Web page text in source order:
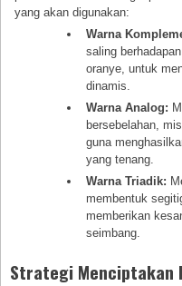
yang akan digunakan:
Warna
saling
oranye, untuk
dinamis.
Warna Analog:
bersebelahan,
guna
yang tenang.
Warna Triadik:
membentuk
memberikan
seimbang.
Strategi Menciptakan